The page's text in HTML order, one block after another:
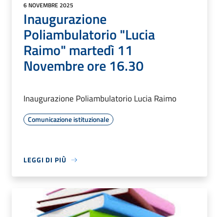
6 NOVEMBRE 2025
Inaugurazione
Poliambulatorio "Lucia
Raimo" martedì 11
Novembre ore 16.30
Inaugurazione Poliambulatorio Lucia Raimo
Comunicazione istituzionale
LEGGI DI PIÙ